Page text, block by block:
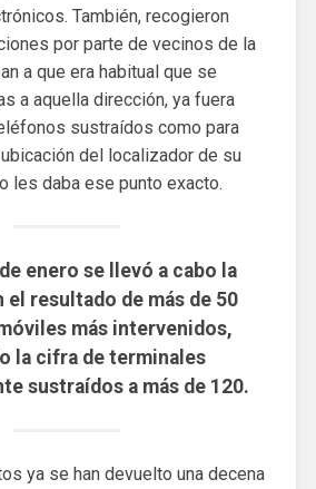
También, recogieron
por parte de vecinos de la
a que era habitual que se
a aquella dirección, ya fuera
sustraídos como para
del localizador de su
les daba ese punto exacto.
enero se llevó a cabo la
el resultado de más de 50
más intervenidos,
la cifra de terminales
sustraídos a más de 120.
ya se han devuelto una decena